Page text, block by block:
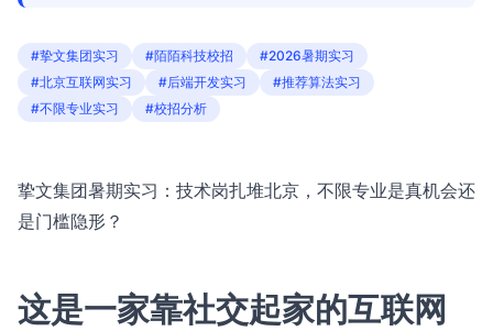
#挚文集团实习 #陌陌科技校招
#2026暑期实习
#北京互联网实习
#后端开发实习
#推荐算法实习
#不限专业实习
#校招分析
挚文集团暑期实习：技术岗扎堆北京，不限专业是真机会还
是门槛隐形？
这是一家靠社交起家的互联网